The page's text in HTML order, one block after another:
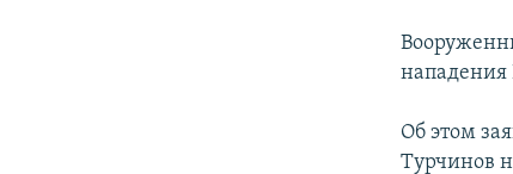
нападения
Об этом
Турчинов